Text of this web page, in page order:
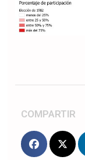
COMPARTIR